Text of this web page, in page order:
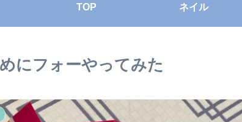
TOP ネイル
にフォーやってみた